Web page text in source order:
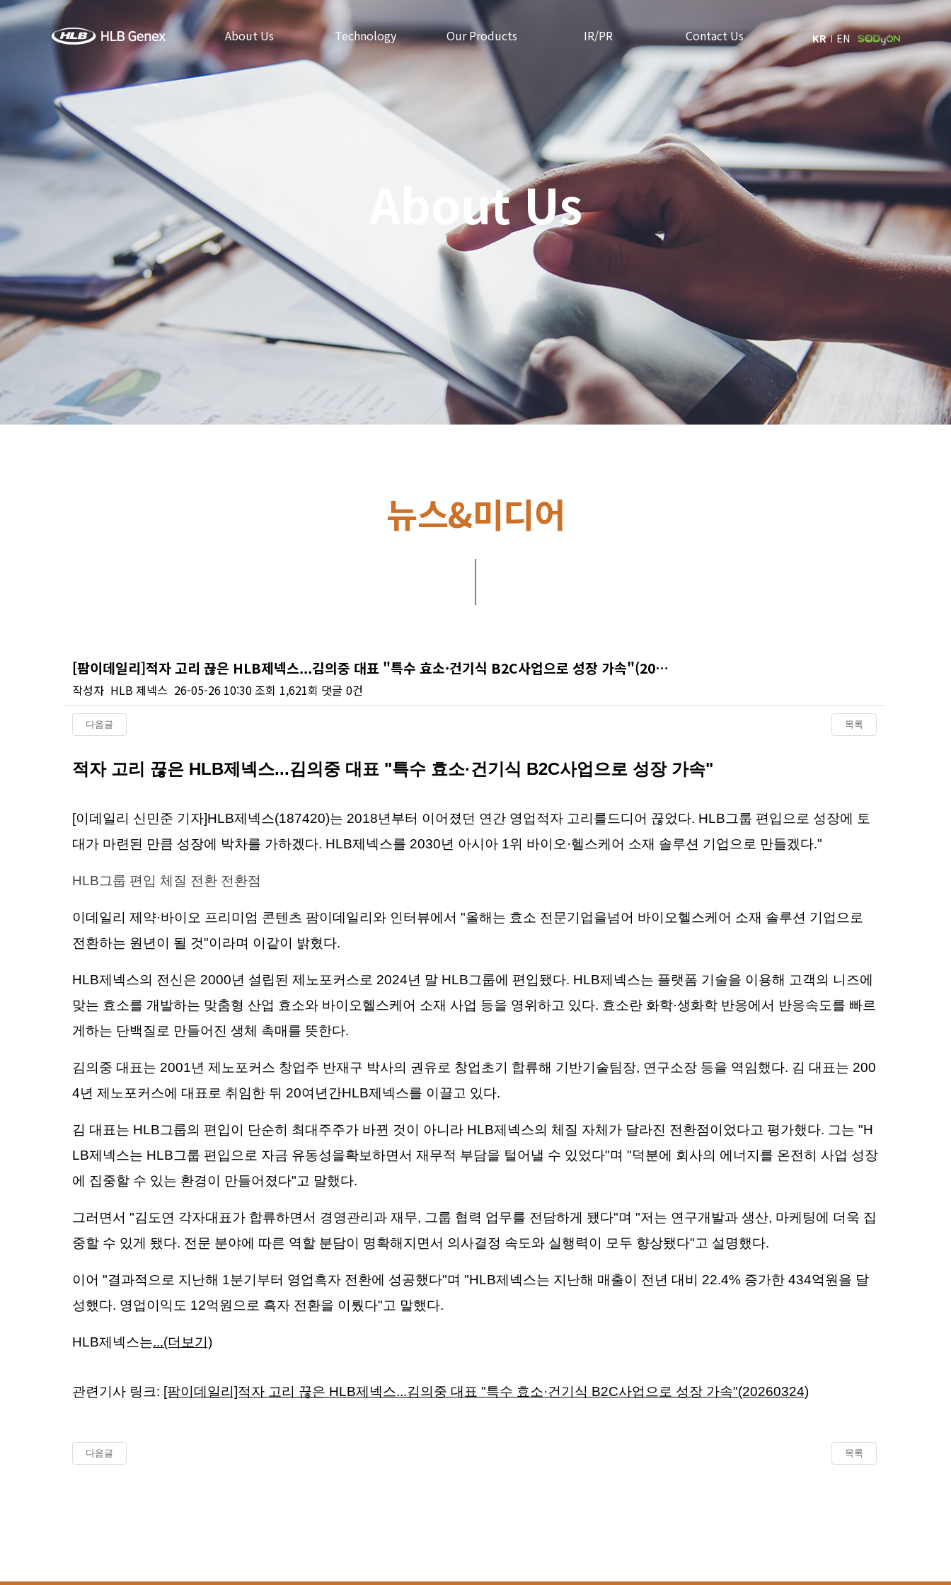
About Us Technology Our Products IR/PR Contact Us KR EN
About Us
뉴스&미디어
[팜이데일리]적자 고리 끊은 HLB제넥스...김의중 대표 "특수 효소·건기식 B2C사업으로 성장 가속"(20…
작성자 HLB 제넥스 26-05-26 10:30 조회 1,621회 댓글 0건
다음글 목록
본문
적자 고리 끊은 HLB제넥스...김의중 대표 "특수 효소·건기식 B2C사업으로 성장 가속"
[이데일리 신민준 기자]HLB제넥스(187420)는 2018년부터 이어졌던 연간 영업적자 고리를드디어 끊었다. HLB그룹 편입으로 성장에 토
대가 마련된 만큼 성장에 박차를 가하겠다. HLB제넥스를 2030년 아시아 1위 바이오·헬스케어 소재 솔루션 기업으로 만들겠다."
HLB그룹 편입 체질 전환 전환점
이데일리 제약·바이오 프리미엄 콘텐츠 팜이데일리와 인터뷰에서 "올해는 효소 전문기업을넘어 바이오헬스케어 소재 솔루션 기업으로
전환하는 원년이 될 것"이라며 이같이 밝혔다.
HLB제넥스의 전신은 2000년 설립된 제노포커스로 2024년 말 HLB그룹에 편입됐다. HLB제넥스는 플랫폼 기술을 이용해 고객의 니즈에
맞는 효소를 개발하는 맞춤형 산업 효소와 바이오헬스케어 소재 사업 등을 영위하고 있다. 효소란 화학·생화학 반응에서 반응속도를 빠르
게하는 단백질로 만들어진 생체 촉매를 뜻한다.
김의중 대표는 2001년 제노포커스 창업주 반재구 박사의 권유로 창업초기 합류해 기반기술팀장, 연구소장 등을 역임했다. 김 대표는 200
4년 제노포커스에 대표로 취임한 뒤 20여년간HLB제넥스를 이끌고 있다.
김 대표는 HLB그룹의 편입이 단순히 최대주주가 바뀐 것이 아니라 HLB제넥스의 체질 자체가 달라진 전환점이었다고 평가했다. 그는 "H
LB제넥스는 HLB그룹 편입으로 자금 유동성을확보하면서 재무적 부담을 털어낼 수 있었다"며 "덕분에 회사의 에너지를 온전히 사업 성장
에 집중할 수 있는 환경이 만들어졌다"고 말했다.
그러면서 "김도연 각자대표가 합류하면서 경영관리과 재무, 그룹 협력 업무를 전담하게 됐다"며 "저는 연구개발과 생산, 마케팅에 더욱 집
중할 수 있게 됐다. 전문 분야에 따른 역할 분담이 명확해지면서 의사결정 속도와 실행력이 모두 향상됐다"고 설명했다.
이어 "결과적으로 지난해 1분기부터 영업흑자 전환에 성공했다"며 "HLB제넥스는 지난해 매출이 전년 대비 22.4% 증가한 434억원을 달
성했다. 영업이익도 12억원으로 흑자 전환을 이뤘다"고 말했다.
HLB제넥스는...(더보기)
관련기사 링크: [팜이데일리]적자 고리 끊은 HLB제넥스...김의중 대표 "특수 효소·건기식 B2C사업으로 성장 가속"(20260324)
다음글 목록